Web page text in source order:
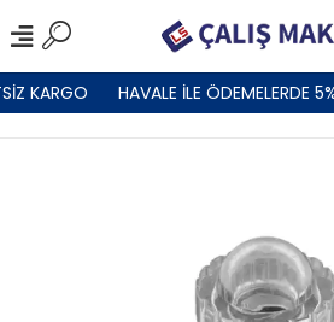
KARGO HAVALE İLE ÖDEMELERDE